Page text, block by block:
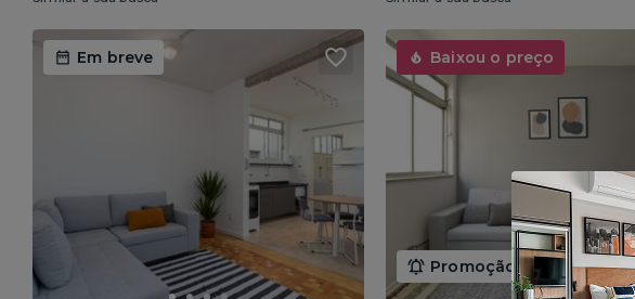
Em breve Baixou o preço
Promoção até 15/08